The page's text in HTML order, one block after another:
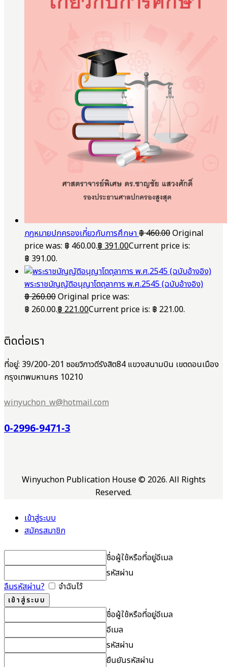
กฎหมายปกครองเกี่ยวกับการศึกษา฿460.00Original
price was: ฿ 460.00.฿391.00Current price is:
฿ 391.00.
พระราชบัญญัติอนุญาโตตุลาการ พ.ศ.2545 (ฉบับอ้างอิง)
฿260.00Original price was:
฿ 260.00.฿221.00Current price is: ฿ 221.00.
ติดต่อเรา
ที่อยู่: 39/200-201 ซอยวิภาวดีรังสิต84 แขวงสนามบิน เขตดอนเมือง
กรุงเทพมหานคร 10210
winyuchon_w@hotmail.com
0-2996-9471-3
Winyuchon Publication House © 2026. All Rights
Reserved.
เข้าสู่ระบบ
สมัครสมาชิก
ชื่อผู้ใช้หรือที่อยู่อีเมล
รหัสผ่าน
ลืมรหัสผ่าน?
จำฉันไว้
ชื่อผู้ใช้หรือที่อยู่อีเมล
อีเมล
รหัสผ่าน
ยืนยันรหัสผ่าน